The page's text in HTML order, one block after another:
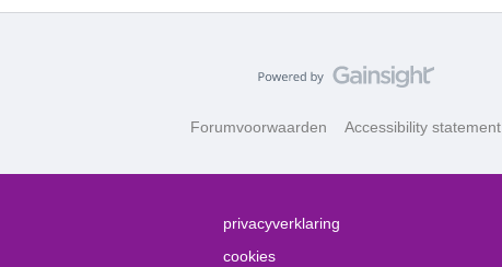
Forumvoorwaarden Accessibility statement
privacyverklaring
cookies